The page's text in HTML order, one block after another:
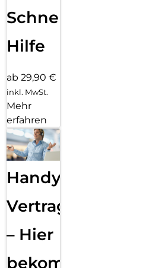
Schnelle
Hilfe
ab 29,90 €
inkl. MwSt.
Mehr
erfahren
Handy
Vertragsabwicklung
– Hier
bekommst